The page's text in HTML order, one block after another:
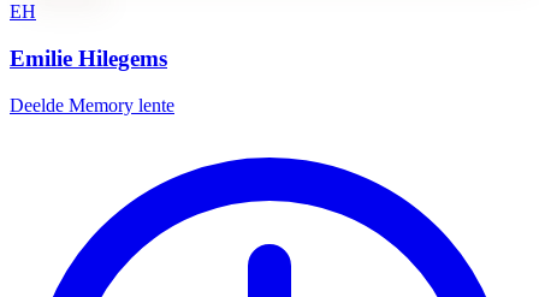
EH
Emilie Hilegems
Deelde Memory lente